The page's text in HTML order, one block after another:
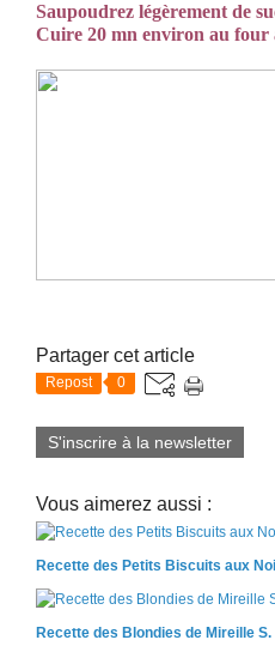
Saupoudrez légèrement de
Cuire 20 mn environ au four
Partager cet article
Repost 0
S'inscrire à la newsletter
Vous aimerez aussi :
Recette des Petits Biscuits aux
Recette des Blondies de Mireille S.